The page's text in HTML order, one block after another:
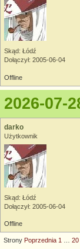
Skąd: Łódź
Dołączył: 2005-06-04
Offline
2026-07-
darko
Użytkownik
Skąd: Łódź
Dołączył: 2005-06-04
Offline
Strony Poprzednia 1 20